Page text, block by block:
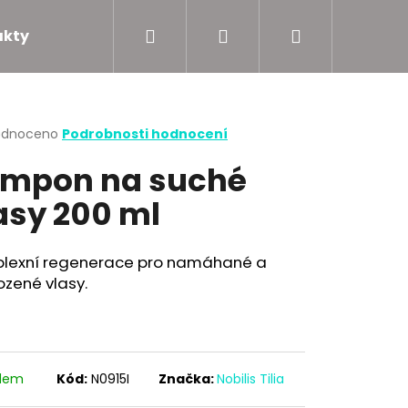
Podporujeme Přihlášení
Podrobnosti hodnocení
na suché
200 ml
regenerace pro namáhané a
vlasy.
Kód: N0915I Značka:Nobilis Tilia